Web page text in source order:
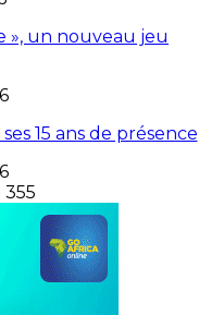
», un nouveau jeu
15 ans de présence
355